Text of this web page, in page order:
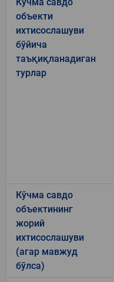
объекти
ихтисослашуви
бўйича
таъқиқланадиган
турлар
Кўчма савдо
объектининг
жорий
ихтисослашуви
(агар мавжуд
бўлса)